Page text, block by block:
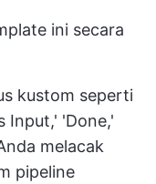
ini secara
kustom seperti
Input,' 'Done,'
melacak
pipeline